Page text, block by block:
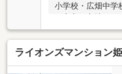
小学校・広畑中学
のにも便利です。
ライオンズマンション